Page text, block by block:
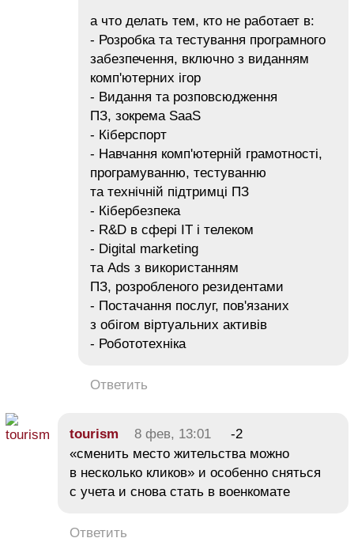
а что делать тем, кто не работает в:
- Розробка та тестування програмного
забезпечення, включно з виданням
комп'ютерних ігор
- Видання та розповсюдження
ПЗ, зокрема SaaS
- Кіберспорт
- Навчання комп'ютерній грамотності,
програмуванню, тестуванню
та технічній підтримці ПЗ
- Кібербезпека
- R&D в сфері IT і телеком
- Digital marketing
та Ads з використанням
ПЗ, розробленого резидентами
- Постачання послуг, пов'язаних
з обігом віртуальних активів
- Робототехніка
Ответить
tourism 8 фев, 13:01
-2
«сменить место жительства можно
в несколько кликов» и особенно сняться
с учета и снова стать в военкомате
Ответить